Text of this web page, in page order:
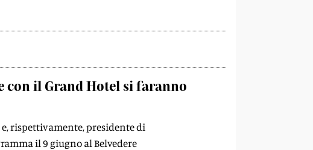
con il Grand Hotel si faranno
rispettivamente, presidente di
il 9 giugno al Belvedere